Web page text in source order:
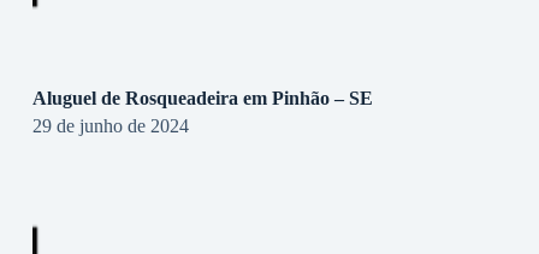
Aluguel de Rosqueadeira em Pinhão – SE
29 de junho de 2024